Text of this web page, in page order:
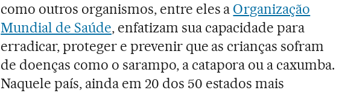
como outros organismos, entre eles a Organização
Mundial de Saúde, enfatizam sua capacidade para
erradicar, proteger e prevenir que as crianças sofram
de doenças como o sarampo, a catapora ou a caxumba.
Naquele país, ainda em 20 dos 50 estados mais